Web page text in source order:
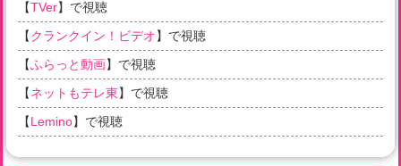
【TVer】で視聴
【クランクイン！ビデオ】で視聴
【ふらっと動画】で視聴
【ネットもテレ東】で視聴
【Lemino】で視聴